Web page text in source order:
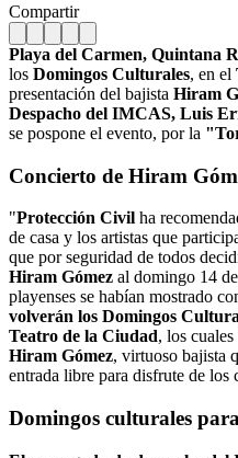
Compartir
Playa del Carmen, Quintana
los Domingos Culturales, en el
presentación del bajista Hiram
Despacho del IMCAS, Luis
se pospone el evento, por la
Concierto de Hiram
"Protección Civil ha
de casa y los artistas que
que por seguridad de todos
Hiram Gómez al domingo 14
playenses se habían mostrado
volverán los Domingos
Teatro de la Ciudad, los
Hiram Gómez, virtuoso bajista
entrada libre para disfrute de los
Domingos culturales